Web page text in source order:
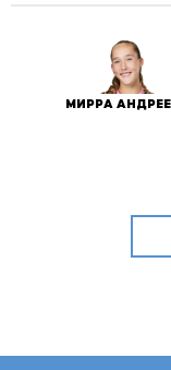
МИРРА